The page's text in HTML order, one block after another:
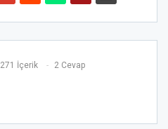
271 İçerik 2 Cevap